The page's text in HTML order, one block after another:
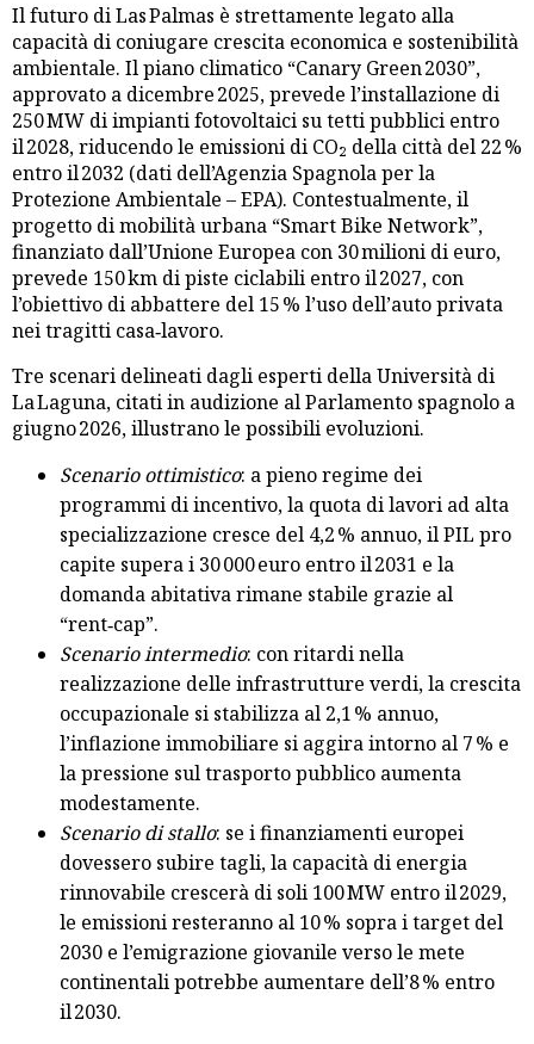
Il futuro di Las Palmas è strettamente legato alla
capacità di coniugare crescita economica e sostenibilità
ambientale. Il piano climatico “Canary Green 2030”,
approvato a dicembre 2025, prevede l’installazione di
250 MW di impianti fotovoltaici su tetti pubblici entro
il 2028, riducendo le emissioni di CO₂ della città del 22 %
entro il 2032 (dati dell’Agenzia Spagnola per la
Protezione Ambientale – EPA). Contestualmente, il
progetto di mobilità urbana “Smart Bike Network”,
finanziato dall’Unione Europea con 30 milioni di euro,
prevede 150 km di piste ciclabili entro il 2027, con
l’obiettivo di abbattere del 15 % l’uso dell’auto privata
nei tragitti casa‑lavoro.
Tre scenari delineati dagli esperti della Università di
La Laguna, citati in audizione al Parlamento spagnolo a
giugno 2026, illustrano le possibili evoluzioni.
Scenario ottimistico: a pieno regime dei
programmi di incentivo, la quota di lavori ad alta
specializzazione cresce del 4,2 % annuo, il PIL pro
capite supera i 30 000 euro entro il 2031 e la
domanda abitativa rimane stabile grazie al
“rent‑cap”.
Scenario intermedio: con ritardi nella
realizzazione delle infrastrutture verdi, la crescita
occupazionale si stabilizza al 2,1 % annuo,
l’inflazione immobiliare si aggira intorno al 7 % e
la pressione sul trasporto pubblico aumenta
modestamente.
Scenario di stallo: se i finanziamenti europei
dovessero subire tagli, la capacità di energia
rinnovabile crescerà di soli 100 MW entro il 2029,
le emissioni resteranno al 10 % sopra i target del
2030 e l’emigrazione giovanile verso le mete
continentali potrebbe aumentare dell’8 % entro
il 2030.